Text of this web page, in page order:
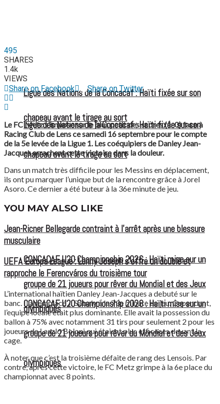
Ligue des Nations de la Concacaf : Haïti fixée sur son
chapeau avant le tirage au sort
CONCACAF U20 Championship 2026 : Haïti mise sur un
groupe de 21 joueurs pour rêver du Mondial et des Jeux
olympiques
Ligue des Nations de la Concacaf : Haïti fixée sur son
chapeau avant le tirage au sort
CONCACAF U20 Championship 2026 : Haïti mise sur un
groupe de 21 joueurs pour rêver du Mondial et des Jeux
olympiques
495
SHARES
1.4k
VIEWS
Share on Facebook
Share on Twitter
Le FC Metz s’impose sur le plus petit des scores (1-0) face à
Racing Club de Lens ce samedi 16 septembre pour le compte
de la 5e levée de la Ligue 1. Les coéquipiers de Danley Jean-
Jacques arrachent cette victoire dans la douleur.
Dans un match très difficile pour les Messins en déplacement,
ils ont pu marquer l’unique but de la rencontre grâce à Jorel
Asoro. Ce dernier a été buteur à la 36e minute de jeu.
YOU MAY ALSO LIKE
Jean-Ricner Bellegarde contraint à l’arrêt après une blessure
musculaire
UEFA Europa League : Lenny Joseph s’offre un doublé et
rapproche le Ferencváros du troisième tour
L’international haïtien Danley Jean-Jacques a debuté sur le
banc. Il a remplacé J. Sabaly à la 73e minute de jeu. Cependant,
l’equipe locale était plus dominante. Elle avait la possession du
ballon à 75% avec notamment 31 tirs pour seulement 2 pour les
joueurs de Laszlo Boloni qui étaient plus efficaces devant la
cage.
À noter que c’est la troisième défaite de rang des Lensois. Par
contre, après cette victoire, le FC Metz grimpe à la 6e place du
championnat avec 8 points.